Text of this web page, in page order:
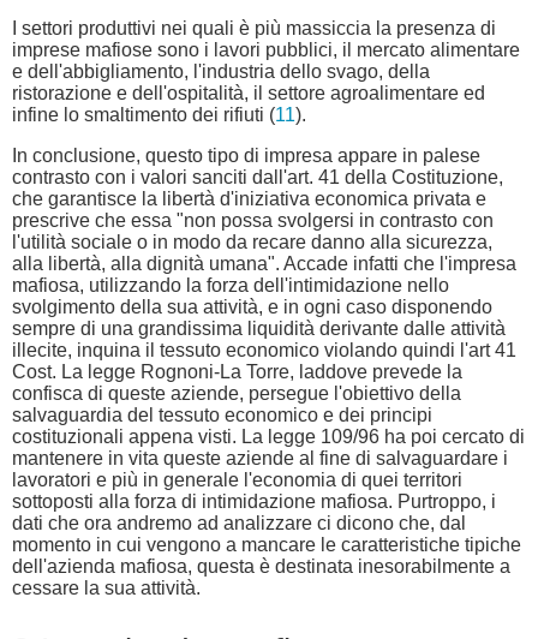
I settori produttivi nei quali è più massiccia la presenza di
imprese mafiose sono i lavori pubblici, il mercato alimentare
e dell'abbigliamento, l'industria dello svago, della
ristorazione e dell'ospitalità, il settore agroalimentare ed
infine lo smaltimento dei rifiuti (11).
In conclusione, questo tipo di impresa appare in palese
contrasto con i valori sanciti dall'art. 41 della Costituzione,
che garantisce la libertà d'iniziativa economica privata e
prescrive che essa "non possa svolgersi in contrasto con
l'utilità sociale o in modo da recare danno alla sicurezza,
alla libertà, alla dignità umana". Accade infatti che l'impresa
mafiosa, utilizzando la forza dell'intimidazione nello
svolgimento della sua attività, e in ogni caso disponendo
sempre di una grandissima liquidità derivante dalle attività
illecite, inquina il tessuto economico violando quindi l'art 41
Cost. La legge Rognoni-La Torre, laddove prevede la
confisca di queste aziende, persegue l'obiettivo della
salvaguardia del tessuto economico e dei principi
costituzionali appena visti. La legge 109/96 ha poi cercato di
mantenere in vita queste aziende al fine di salvaguardare i
lavoratori e più in generale l'economia di quei territori
sottoposti alla forza di intimidazione mafiosa. Purtroppo, i
dati che ora andremo ad analizzare ci dicono che, dal
momento in cui vengono a mancare le caratteristiche tipiche
dell'azienda mafiosa, questa è destinata inesorabilmente a
cessare la sua attività.